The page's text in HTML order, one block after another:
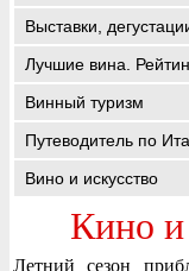
Выставки,
Лучшие вина.
Винный туризм
Путеводитель по
Вино и искусство
Кино
Летний сезон